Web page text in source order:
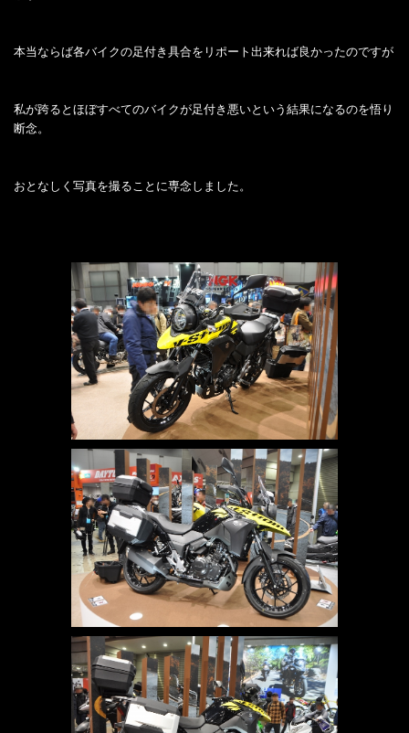
本当ならば各バイクの足付き具合をリポート出来れば良かったのですが
私が跨るとほぼすべてのバイクが足付き悪いという結果になるのを悟り
断念。
おとなしく写真を撮ることに専念しました。